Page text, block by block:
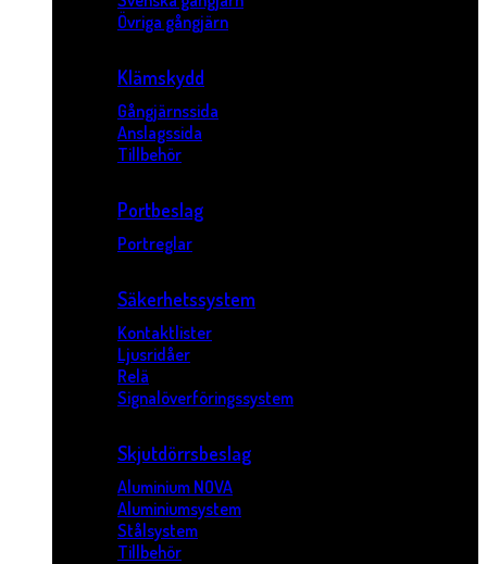
Övriga gångjärn
Klämskydd
Gångjärnssida
Anslagssida
Tillbehör
Portbeslag
Portreglar
Säkerhetssystem
Kontaktlister
Ljusridåer
Relä
Signalöverföringssystem
Skjutdörrsbeslag
Aluminium NOVA
Aluminiumsystem
Stålsystem
Tillbehör